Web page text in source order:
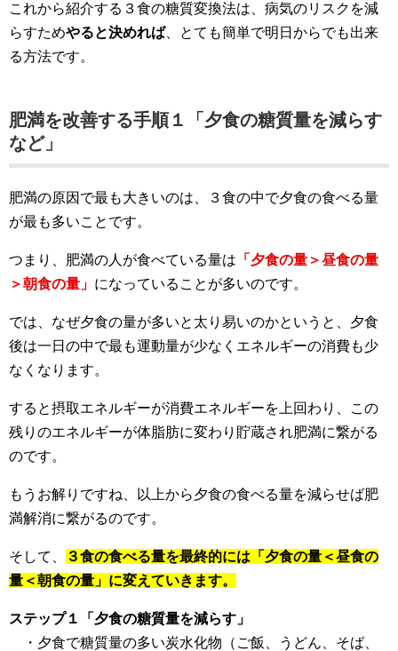
これから紹介する３食の糖質変換法は、病気のリスクを減
らすためやると決めれば、とても簡単で明日からでも出来
る方法です。
肥満を改善する手順１「夕食の糖質量を減らす
など」
肥満の原因で最も大きいのは、３食の中で夕食の食べる量
が最も多いことです。
つまり、肥満の人が食べている量は 「夕食の量＞昼食の量
＞朝食の量」 になっていることが多いのです。
では、なぜ夕食の量が多いと太り易いのかというと、夕食
後は一日の中で最も運動量が少なくエネルギーの消費も少
なくなります。
すると摂取エネルギーが消費エネルギーを上回わり、この
残りのエネルギーが体脂肪に変わり貯蔵され肥満に繋がる
のです。
もうお解りですね、以上から夕食の食べる量を減らせば肥
満解消に繋がるのです。
そして、
３食の食べる量を最終的には「夕食の量＜昼食の
量＜朝食の量」に変えていきます。
ステップ１「夕食の糖質量を減らす」
・夕食で糖質量の多い炭水化物（ご飯、うどん、そば、